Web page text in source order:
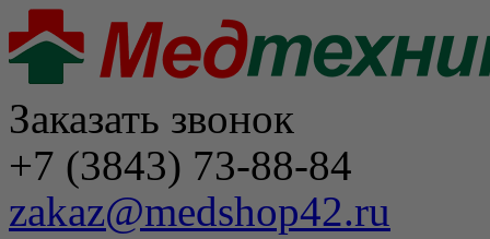
Заказать звонок
+7 (3843) 73-88-84
zakaz@medshop42.ru